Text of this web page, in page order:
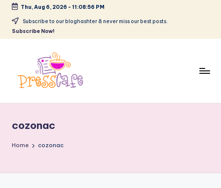
Skip
Thu, Aug 6, 2026 - 11:08:57 PM
Subscribe to our bloghashter & never miss our best posts.
Subscribe Now!
e
s
urbane
cozonac
Home cozonac